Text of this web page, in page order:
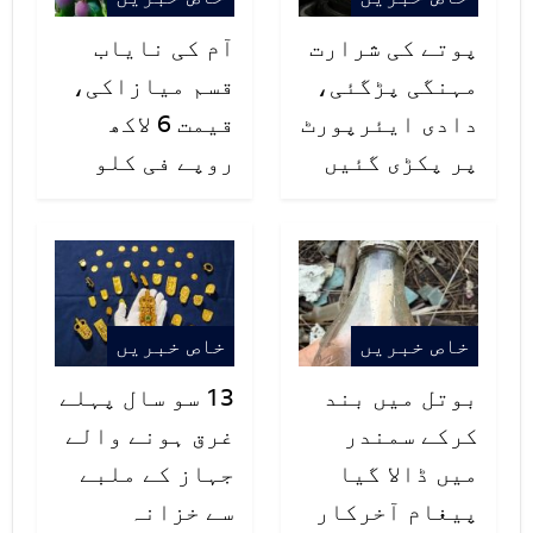
پوتے کی شرارت
مہنگی پڑگئی،
دادی ایئرپورٹ
پر پکڑی گئیں
آم کی نایاب
قسم میازاکی،
قیمت 6 لاکھ
روپے فی کلو
خاص خبریں
بوتل میں بند
کرکے سمندر
میں ڈالا گیا
پیغام آخرکار
خاص خبریں
13 سو سال پہلے
غرق ہونے والے
جہاز کے ملبے
سے خزانہ